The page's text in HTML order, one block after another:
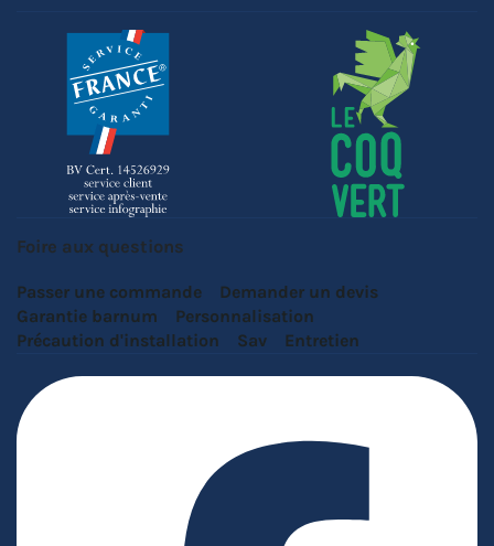
Foire aux questions
Passer une commande
Demander un devis
Garantie barnum
Personnalisation
Précaution d'installation
Sav Entretien